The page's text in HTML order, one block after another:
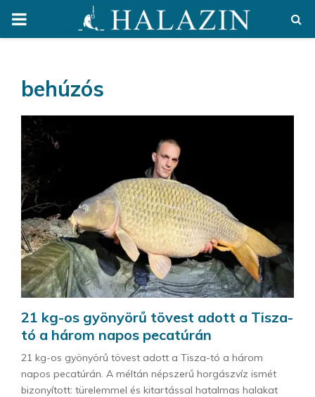
PRIMARY
behúzós
21 kg-os gyönyörű tövest adott a Tisza-
tó a három napos pecatúrán
21 kg-os gyönyörű tövest adott a Tisza-tó a három
napos pecatúrán. A méltán népszerű horgászvíz ismét
bizonyított: türelemmel és kitartással hatalmas halakat